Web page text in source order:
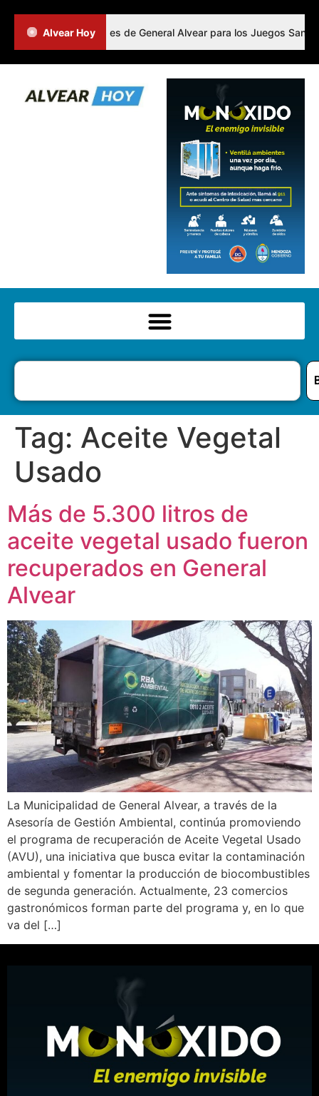
Alvear Hoy
a los representantes de General Alvear para los Juegos
Tag: Aceite Vegetal
Usado
Más de 5.300 litros de
aceite vegetal usado fueron
recuperados en General
Alvear
La Municipalidad de General Alvear, a través de la
Asesoría de Gestión Ambiental, continúa promoviendo
el programa de recuperación de Aceite Vegetal Usado
(AVU), una iniciativa que busca evitar la contaminación
ambiental y fomentar la producción de biocombustibles
de segunda generación. Actualmente, 23 comercios
gastronómicos forman parte del programa y, en lo que
va del […]